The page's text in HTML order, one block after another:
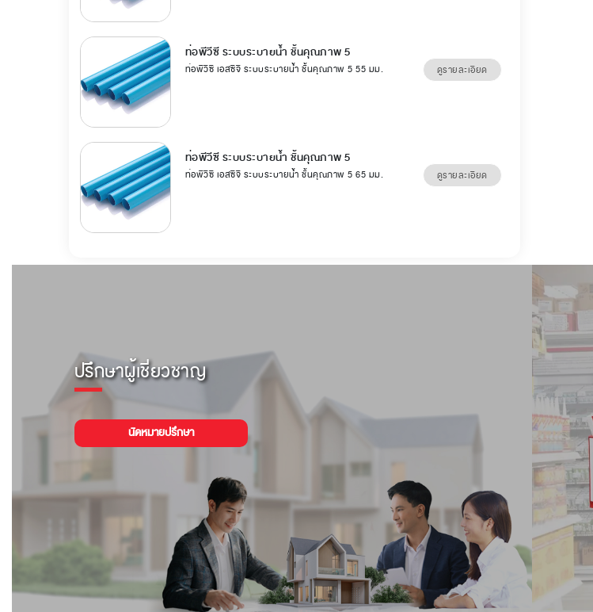
ท่อพีวีซี ระบบระบายน้ำ ชั้นคุณภาพ 5
ท่อพีวีซี เอสซีจี ระบบระบายน้ำ ชั้นคุณภาพ 5 55 มม. ดูรายละเอียด
ท่อพีวีซี ระบบระบายน้ำ ชั้นคุณภาพ 5
ท่อพีวีซี เอสซีจี ระบบระบายน้ำ ชั้นคุณภาพ 5 65 มม. ดูรายละเอียด
ปรึกษาผู้เชี่ยวชาญ
นัดหมายปรึกษา